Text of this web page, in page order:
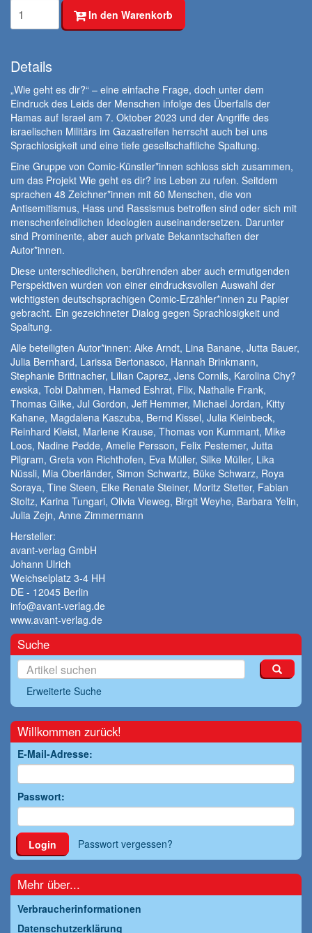
In den Warenkorb
Details
„Wie geht es dir?“ – eine einfache Frage, doch unter dem
Eindruck des Leids der Menschen infolge des Überfalls der
Hamas auf Israel am 7. Oktober 2023 und der Angriffe des
israelischen Militärs im Gazastreifen herrscht auch bei uns
Sprachlosigkeit und eine tiefe gesellschaftliche Spaltung.
Eine Gruppe von Comic-Künstler*innen schloss sich zusammen,
um das Projekt Wie geht es dir? ins Leben zu rufen. Seitdem
sprachen 48 Zeichner*innen mit 60 Menschen, die von
Antisemitismus, Hass und Rassismus betroffen sind oder sich mit
menschenfeindlichen Ideologien auseinandersetzen. Darunter
sind Prominente, aber auch private Bekanntschaften der
Autor*innen.
Diese unterschiedlichen, berührenden aber auch ermutigenden
Perspektiven wurden von einer eindrucksvollen Auswahl der
wichtigsten deutschsprachigen Comic-Erzähler*innen zu Papier
gebracht. Ein gezeichneter Dialog gegen Sprachlosigkeit und
Spaltung.
Alle beteiligten Autor*innen: Aike Arndt, Lina Banane, Jutta Bauer,
Julia Bernhard, Larissa Bertonasco, Hannah Brinkmann,
Stephanie Brittnacher, Lilian Caprez, Jens Cornils, Karolina Chy?
ewska, Tobi Dahmen, Hamed Eshrat, Flix, Nathalie Frank,
Thomas Gilke, Jul Gordon, Jeff Hemmer, Michael Jordan, Kitty
Kahane, Magdalena Kaszuba, Bernd Kissel, Julia Kleinbeck,
Reinhard Kleist, Marlene Krause, Thomas von Kummant, Mike
Loos, Nadine Pedde, Amelie Persson, Felix Pestemer, Jutta
Pilgram, Greta von Richthofen, Eva Müller, Silke Müller, Lika
Nüssli, Mia Oberländer, Simon Schwartz, Büke Schwarz, Roya
Soraya, Tine Steen, Elke Renate Steiner, Moritz Stetter, Fabian
Stoltz, Karina Tungari, Olivia Vieweg, Birgit Weyhe, Barbara Yelin,
Julia Zejn, Anne Zimmermann
Hersteller:
avant-verlag GmbH
Johann Ulrich
Weichselplatz 3-4 HH
DE - 12045 Berlin
info@avant-verlag.de
www.avant-verlag.de
Suche
Erweiterte Suche
Willkommen zurück!
E-Mail-Adresse:
Passwort:
Login Passwort vergessen?
Mehr über...
Verbraucherinformationen
Datenschutzerklärung